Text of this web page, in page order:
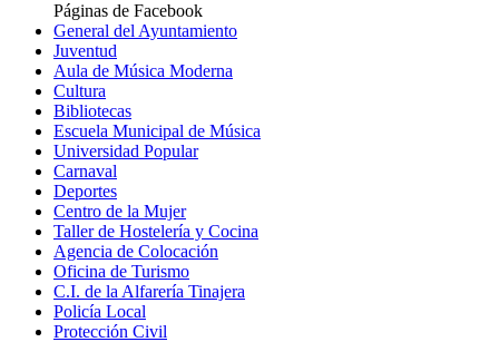
Páginas de Facebook
General del Ayuntamiento
Juventud
Aula de Música Moderna
Cultura
Bibliotecas
Escuela Municipal de Música
Universidad Popular
Carnaval
Deportes
Centro de la Mujer
Taller de Hostelería y Cocina
Agencia de Colocación
Oficina de Turismo
C.I. de la Alfarería Tinajera
Policía Local
Protección Civil